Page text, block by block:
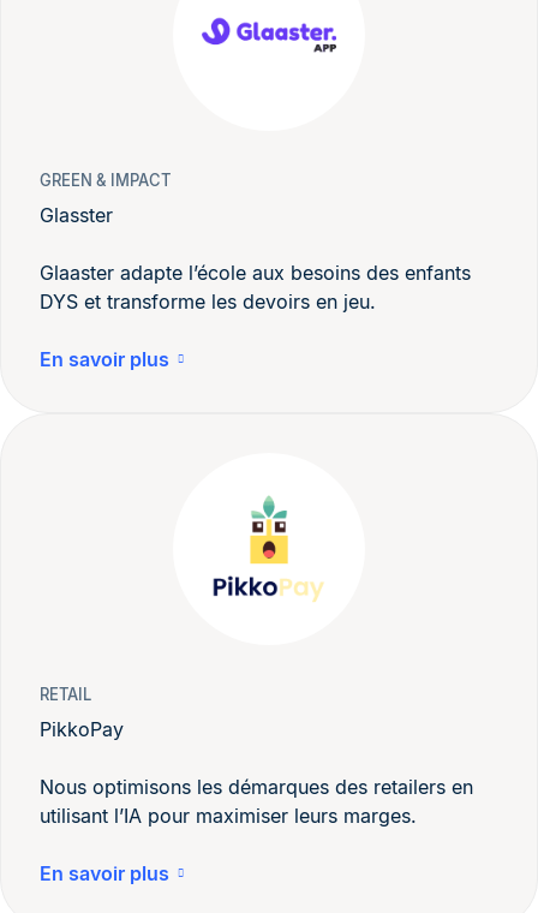
GREEN & IMPACT
Glasster
Glaaster adapte l’école aux besoins des enfants
DYS et transforme les devoirs en jeu.
En savoir plus
RETAIL
PikkoPay
Nous optimisons les démarques des retailers en
utilisant l’IA pour maximiser leurs marges.
En savoir plus